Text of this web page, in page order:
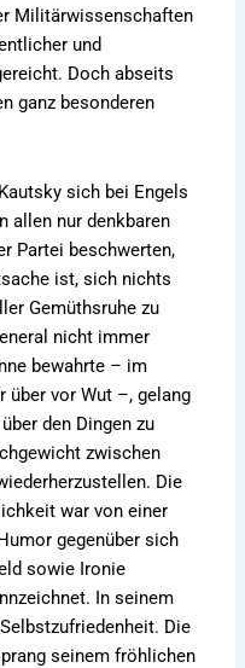
Militärwissenschaften
und
Doch abseits
ganz besonderen
sich bei Engels
allen nur denkbaren
Partei beschwerten,
ist, sich nichts
Gemüthsruhe zu
nicht immer
bewahrte – im
über vor Wut –, gelang
den Dingen zu
zwischen
Die
war von einer
gegenüber sich
sowie Ironie
In seinem
Die
seinem fröhlichen